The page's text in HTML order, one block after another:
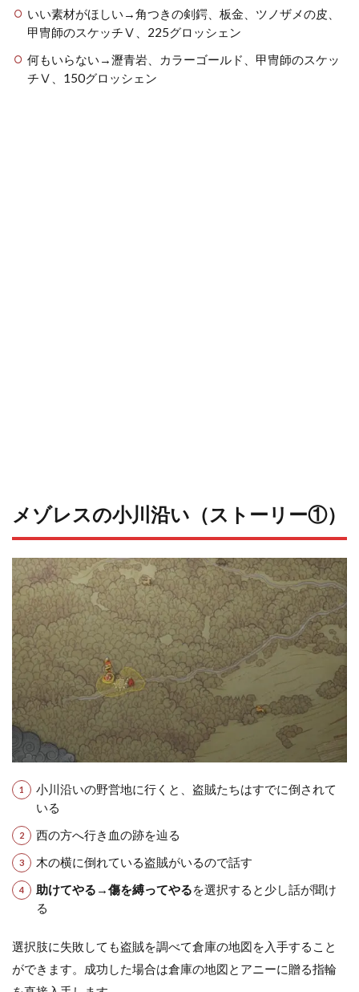
いい素材がほしい→角つきの剣鍔、板金、ツノザメの皮、
甲冑師のスケッチⅤ、225グロッシェン
何もいらない→瀝青岩、カラーゴールド、甲冑師のスケッ
チⅤ、150グロッシェン
メゾレスの小川沿い（ストーリー①）
小川沿いの野営地に行くと、盗賊たちはすでに倒されて
いる
西の方へ行き血の跡を辿る
木の横に倒れている盗賊がいるので話す
助けてやる→傷を縛ってやるを選択すると少し話が聞け
る
選択肢に失敗しても盗賊を調べて倉庫の地図を入手すること
ができます。成功した場合は倉庫の地図とアニーに贈る指輪